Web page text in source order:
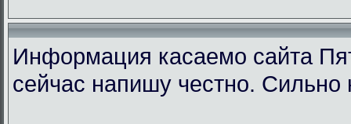
Информация касаемо сайта
сейчас напишу честно. Сильно